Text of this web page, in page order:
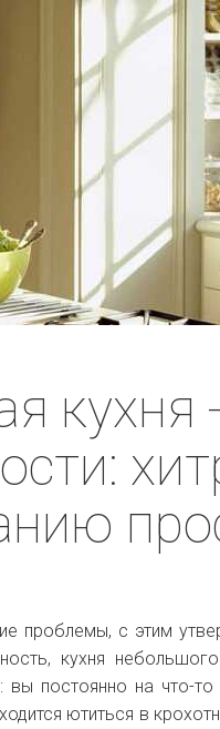
кухня
проблемы, с этим
кухня
постоянно на что-то
ютиться в